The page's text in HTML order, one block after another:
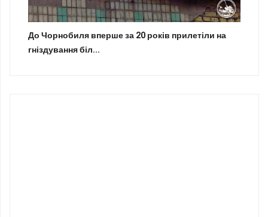
До Чорнобиля вперше за 20 років прилетіли на
гніздування біл...